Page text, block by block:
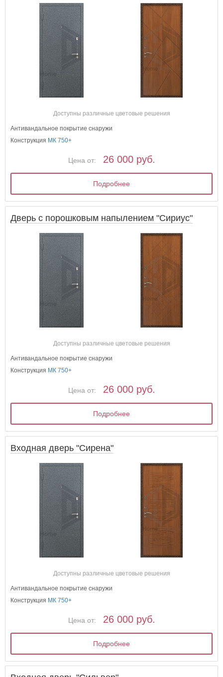
Доступны различные цветовые решения
Антивандальное покрытие снаружи
Конструкция МК 750+
Цена от: 26 000 руб.
Подробнее
Дверь с порошковым напылением "Сириус"
Доступны различные цветовые решения
Антивандальное покрытие снаружи
Конструкция МК 750+
Цена от: 26 000 руб.
Подробнее
Входная дверь "Сирена"
Доступны различные цветовые решения
Антивандальное покрытие снаружи
Конструкция МК 750+
Цена от: 26 000 руб.
Подробнее